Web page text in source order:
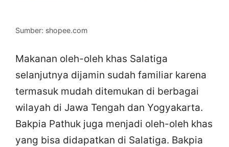
Sumber: shopee.com
Makanan oleh-oleh khas Salatiga
selanjutnya dijamin sudah familiar karena
termasuk mudah ditemukan di berbagai
wilayah di Jawa Tengah dan Yogyakarta.
Bakpia Pathuk juga menjadi oleh-oleh khas
yang bisa didapatkan di Salatiga. Bakpia